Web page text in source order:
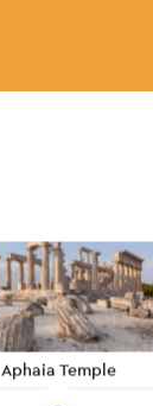
Aphaia Temple